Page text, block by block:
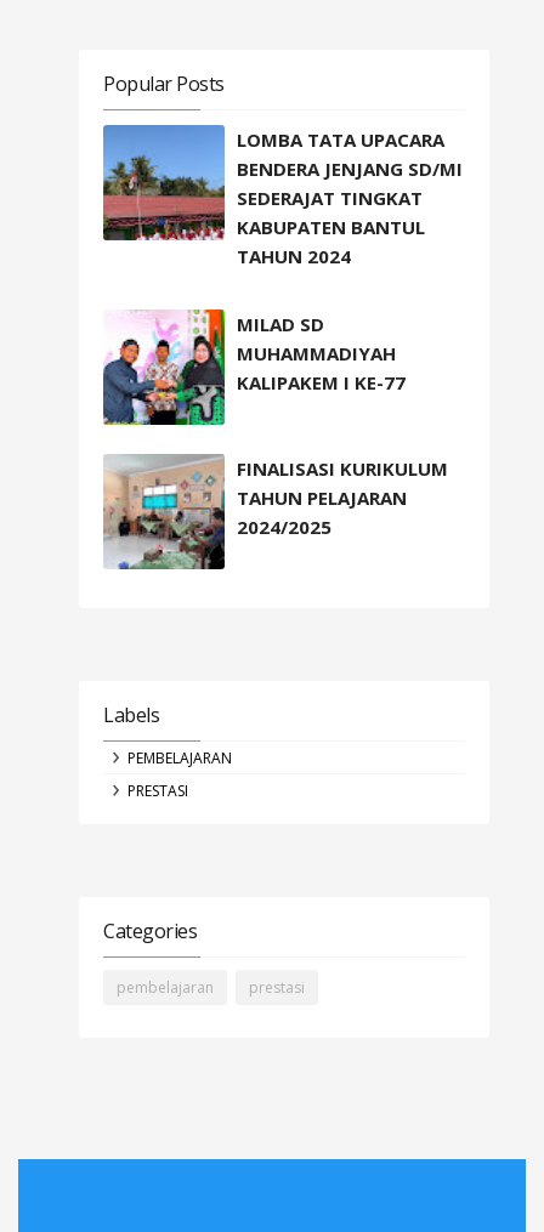
Popular Posts
LOMBA TATA UPACARA
BENDERA JENJANG SD/MI
SEDERAJAT TINGKAT
KABUPATEN BANTUL
TAHUN 2024
MILAD SD
MUHAMMADIYAH
KALIPAKEM I KE-77
FINALISASI KURIKULUM
TAHUN PELAJARAN
2024/2025
Labels
PEMBELAJARAN
PRESTASI
Categories
pembelajaran prestasi